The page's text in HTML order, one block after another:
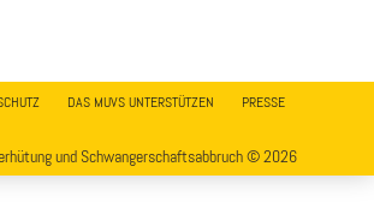
DAS MUVS UNTERSTÜTZEN
PRESSE
und Schwangerschaftsabbruch © 2026